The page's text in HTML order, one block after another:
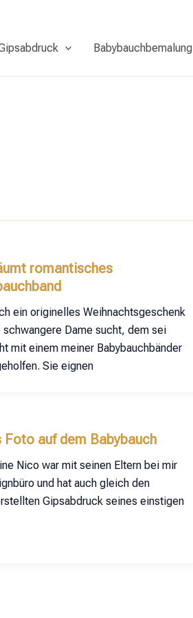
Babybauchbemalung
romantisches
ein originelles Weihnachtsgeschenk
schwangere Dame sucht, dem sei
mit einem meiner Babybauchbänder
Sie eignen
Foto auf dem Babybauch
Nico war mit seinen Eltern bei mir
und hat auch gleich den
Gipsabdruck seines einstigen